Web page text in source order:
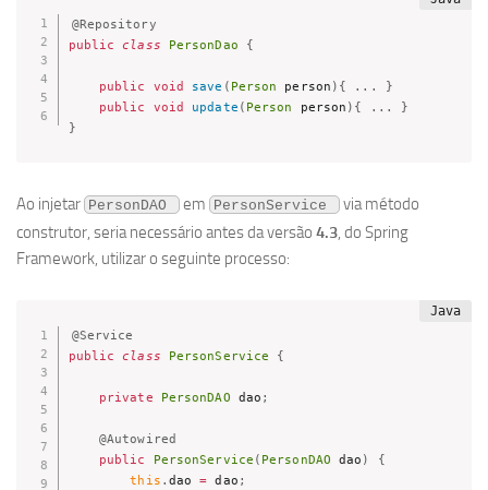
@Repository
public class PersonDao {
public void save ( Person person ) { . . .
}
public
void update ( Person person ) { . . .
}
}
Ao injetar PersonDAO em PersonService
via método
construtor, seria necessário antes da versão 4.3 , do Spring
Framework, utilizar o seguinte processo:
@Service
public class PersonService {
private PersonDAO dao ;
@Autowired
public
PersonService ( PersonDAO dao )
{
this . dao = dao ;